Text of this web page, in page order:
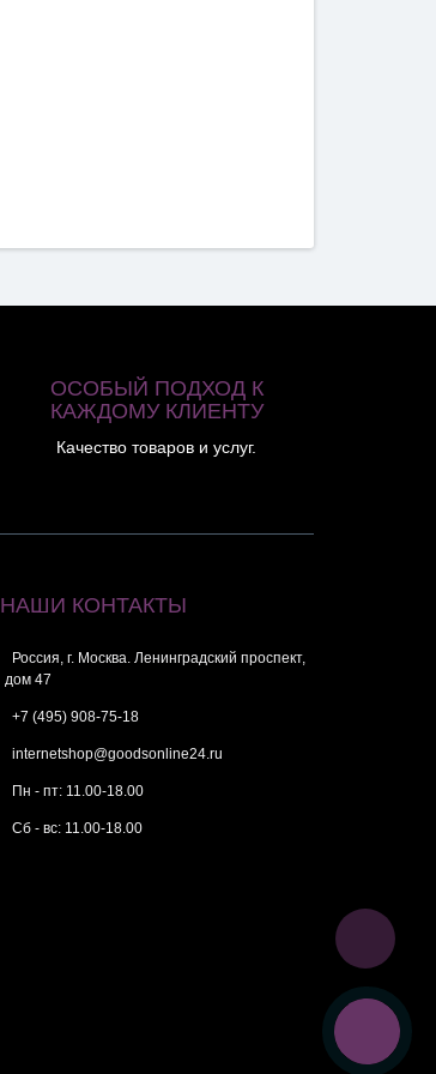
ОСОБЫЙ ПОДХОД К
КАЖДОМУ КЛИЕНТУ
Качество товаров и услуг.
НАШИ КОНТАКТЫ
Россия, г. Москва. Ленинградский проспект,
дом 47
+7 (495) 908-75-18
internetshop@goodsonline24.ru
Пн - пт: 11.00-18.00
Сб - вс: 11.00-18.00